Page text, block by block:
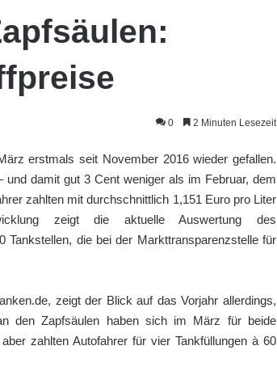
0 2 Minuten Lesezeit
erstmals seit November 2016 wieder gefallen.
damit gut 3 Cent weniger als im Februar, dem
zahlten mit durchschnittlich 1,151 Euro pro Liter
zeigt die aktuelle Auswertung des
Tankstellen, die bei der Markttransparenzstelle für
zeigt der Blick auf das Vorjahr allerdings,
den Zapfsäulen haben sich im März für beide
zahlten Autofahrer für vier Tankfüllungen à 60